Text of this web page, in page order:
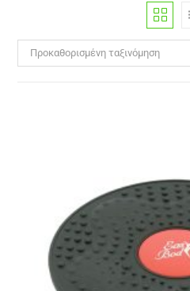
Προκαθορισμένη ταξινόμηση